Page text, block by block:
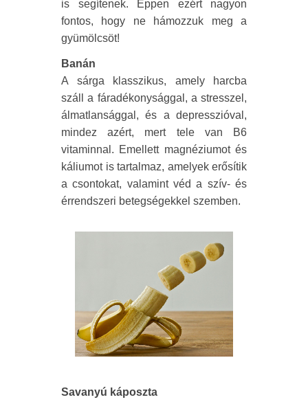
is segítenek. Éppen ezért nagyon
fontos, hogy ne hámozzuk meg a
gyümölcsöt!
Banán
A sárga klasszikus, amely harcba
száll a fáradékonysággal, a stresszel,
álmatlansággal, és a depresszióval,
mindez azért, mert tele van B6
vitaminnal. Emellett magnéziumot és
káliumot is tartalmaz, amelyek erősítik
a csontokat, valamint véd a szív- és
érrendszeri betegségekkel szemben.
Savanyú káposzta